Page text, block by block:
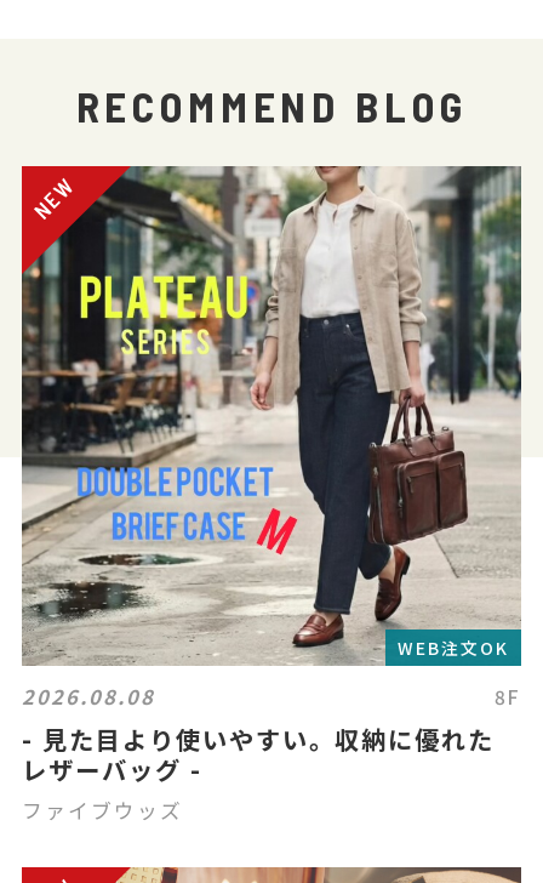
RECOMMEND BLOG
WEB注文OK
2026.08.08 8F
- 見た目より使いやすい。収納に優れた
レザーバッグ -
ファイブウッズ